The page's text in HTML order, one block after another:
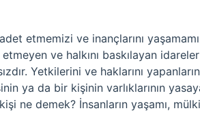
etmemizi ve inançlarını
etmeyen ve halkını baskılayan
Yetkilerini ve haklarını
ya da bir kişinin varlıklarının
ne demek? İnsanların yaşamı,